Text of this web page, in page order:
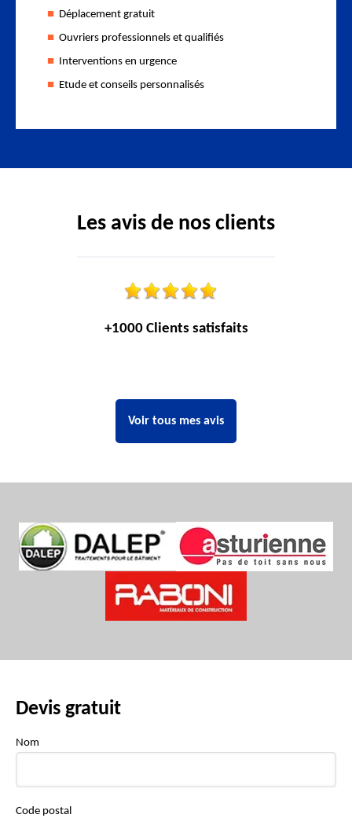
Déplacement gratuit
Ouvriers professionnels et qualifiés
Interventions en urgence
Etude et conseils personnalisés
Les avis de nos clients
+1000 Clients satisfaits
Voir tous mes avis
Devis gratuit
Nom
Code postal